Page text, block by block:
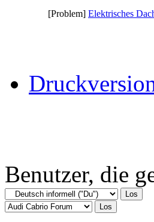
[Problem] Elektrisches
Benutzer, die